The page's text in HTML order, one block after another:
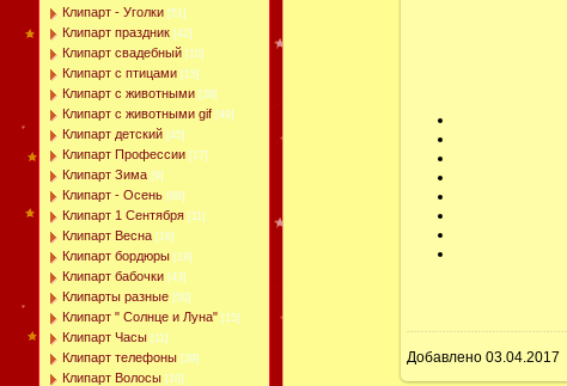
Клипарт - Уголки [51]
Клипарт праздник [42]
Клипарт свадебный [10]
Клипарт с птицами [15]
Клипарт с животными [38]
Клипарт с животными gif [49]
Клипарт детский [45]
Клипарт Профессии [17]
Клипарт Зима [9]
Клипарт - Осень [88]
Клипарт 1 Сентября [11]
Клипарт Весна [16]
Клипарт бордюры [19]
Клипарт бабочки [43]
Клипарты разные [50]
Клипарт " Солнце и Луна" [15]
Клипарт Часы [11]
Клипарт телефоны [39]
Клипарт Волосы [10]
Добавлено03.04.2017